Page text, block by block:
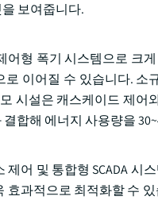
보여줍니다.
형 폭기 시스템으로 크
이어질 수 있습니다. 소
시설은 캐스케이드 제어
합해 에너지 사용량을
어 및 통합형 SCADA
과적으로 최적화할 수